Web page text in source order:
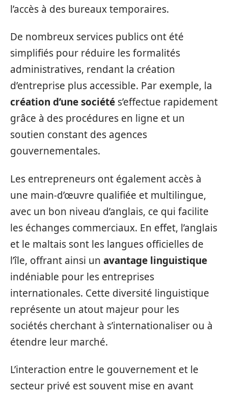
l’accès à des bureaux temporaires.
De nombreux services publics ont été
simplifiés pour réduire les formalités
administratives, rendant la création
d’entreprise plus accessible. Par exemple, la
création d’une société s’effectue rapidement
grâce à des procédures en ligne et un
soutien constant des agences
gouvernementales.
Les entrepreneurs ont également accès à
une main-d’œuvre qualifiée et multilingue,
avec un bon niveau d’anglais, ce qui facilite
les échanges commerciaux. En effet, l’anglais
et le maltais sont les langues officielles de
l’île, offrant ainsi un avantage linguistique
indéniable pour les entreprises
internationales. Cette diversité linguistique
représente un atout majeur pour les
sociétés cherchant à s’internationaliser ou à
étendre leur marché.
L’interaction entre le gouvernement et le
secteur privé est souvent mise en avant